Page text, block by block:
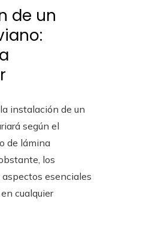
de un
instalación de un
según el
de lámina
los
esenciales
cualquier